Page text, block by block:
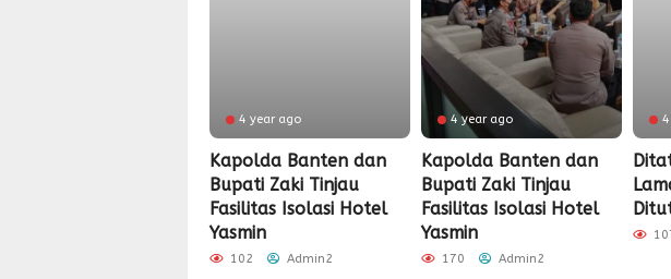
4 year ago
Kapolda Banten dan
Bupati Zaki Tinjau
Fasilitas Isolasi Hotel
Yasmin
102 Admin2
4 year ago
Kapolda Banten dan
Bupati Zaki Tinjau
Fasilitas Isolasi Hotel
Yasmin
170 Admin2